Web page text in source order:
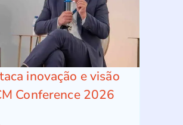
inovação e visão
Conference 2026